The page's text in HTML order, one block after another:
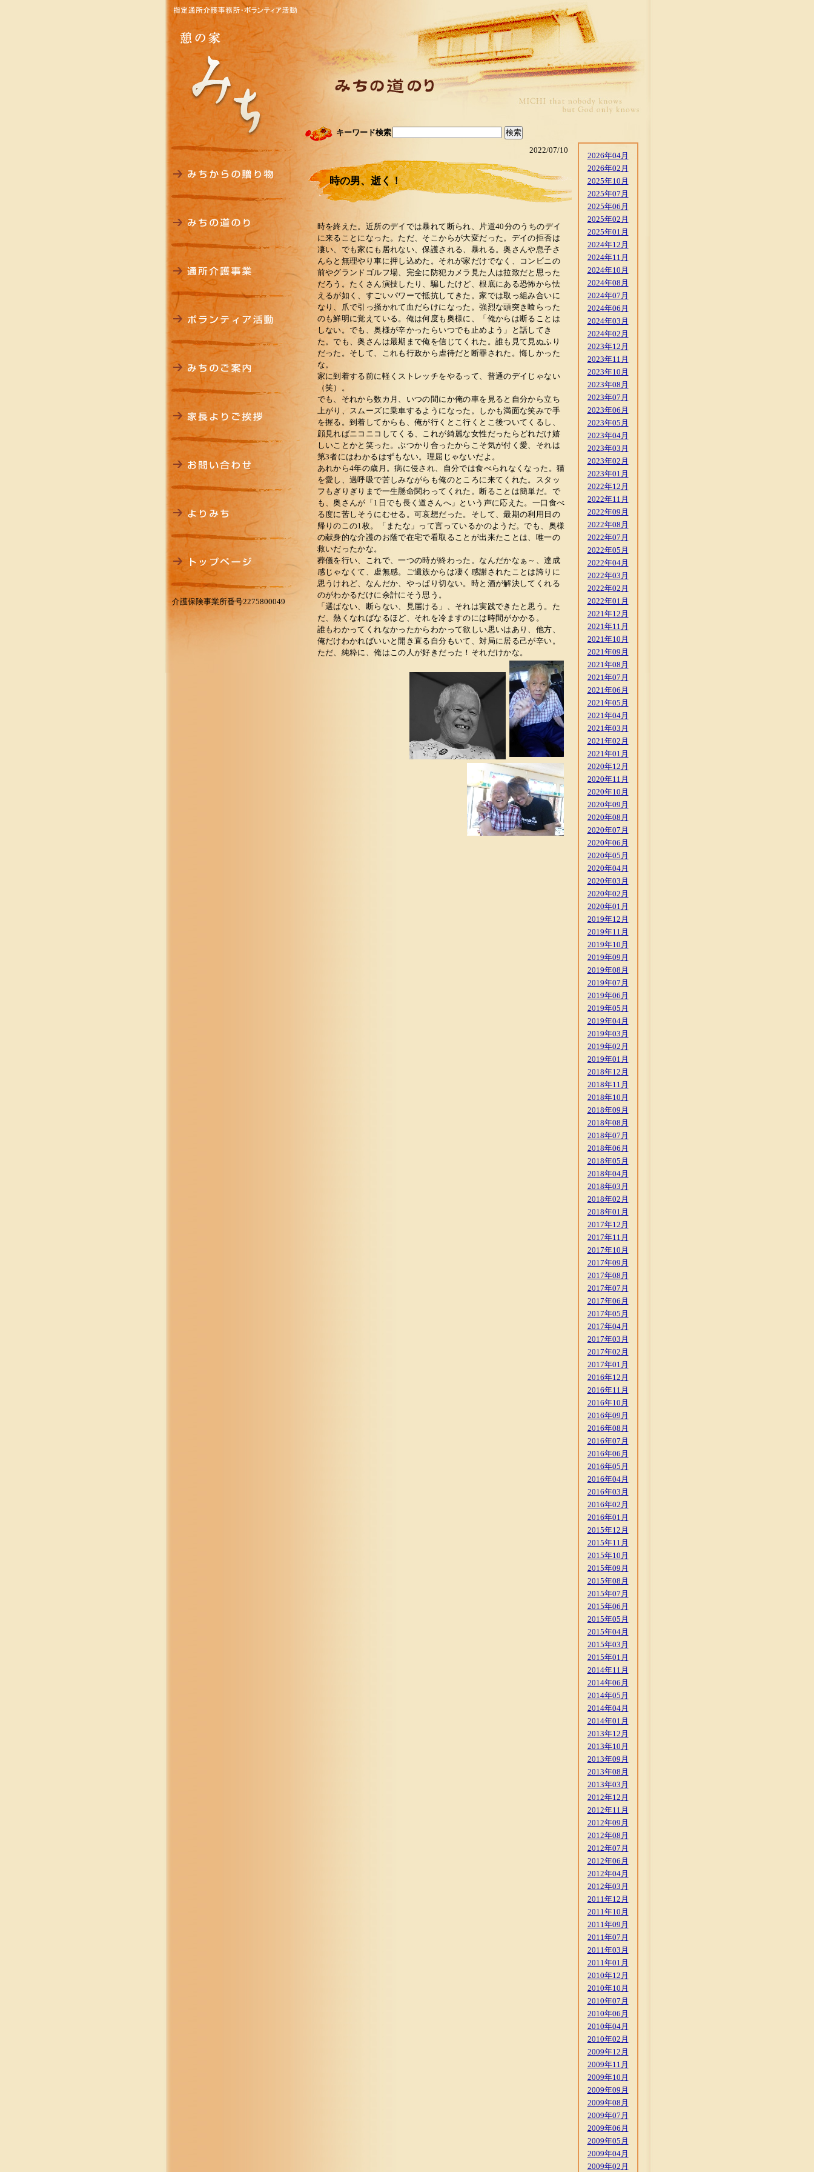
介護保険事業所番号2275800049
2026年04月
2026年02月
2025年10月
2025年07月
2025年06月
2025年02月
2025年01月
2024年12月
2024年11月
2024年10月
2024年08月
2024年07月
2024年06月
2024年03月
2024年02月
2023年12月
2023年11月
2023年10月
2023年08月
2023年07月
2023年06月
2023年05月
2023年04月
2023年03月
2023年02月
2023年01月
2022年12月
2022年11月
2022年09月
2022年08月
2022年07月
2022年05月
2022年04月
2022年03月
2022年02月
2022年01月
2021年12月
2021年11月
2021年10月
2021年09月
2021年08月
2021年07月
2021年06月
2021年05月
2021年04月
2021年03月
2021年02月
2021年01月
2020年12月
2020年11月
2020年10月
2020年09月
2020年08月
2020年07月
2020年06月
2020年05月
2020年04月
2020年03月
2020年02月
2020年01月
2019年12月
2019年11月
2019年10月
2019年09月
2019年08月
2019年07月
2019年06月
2019年05月
2019年04月
2019年03月
2019年02月
2019年01月
2018年12月
2018年11月
2018年10月
2018年09月
2018年08月
2018年07月
2018年06月
2018年05月
2018年04月
2018年03月
2018年02月
2018年01月
2017年12月
2017年11月
2017年10月
2017年09月
2017年08月
2017年07月
2017年06月
2017年05月
2017年04月
2017年03月
2017年02月
2017年01月
2016年12月
2016年11月
2016年10月
2016年09月
2016年08月
2016年07月
2016年06月
2016年05月
2016年04月
2016年03月
2016年02月
2016年01月
2015年12月
2015年11月
2015年10月
2015年09月
2015年08月
2015年07月
2015年06月
2015年05月
2015年04月
2015年03月
2015年01月
2014年11月
2014年06月
2014年05月
2014年04月
2014年01月
2013年12月
2013年10月
2013年09月
2013年08月
2013年03月
2012年12月
2012年11月
2012年09月
2012年08月
2012年07月
2012年06月
2012年04月
2012年03月
2011年12月
2011年10月
2011年09月
2011年07月
2011年03月
2011年01月
2010年12月
2010年10月
2010年07月
2010年06月
2010年04月
2010年02月
2009年12月
2009年11月
2009年10月
2009年09月
2009年08月
2009年07月
2009年06月
2009年05月
2009年04月
2009年02月
キーワード検索
2022/07/10
時の男、逝く！
時を終えた。近所のデイでは暴れて断られ、片道40分のうちのデイ
に来ることになった。ただ、そこからが大変だった。デイの拒否は
凄い、でも家にも居れない、保護される、暴れる。奥さんや息子さ
んらと無理やり車に押し込めた。それが家だけでなく、コンビニの
前やグランドゴルフ場、完全に防犯カメラ見た人は拉致だと思った
だろう。たくさん演技したり、騙したけど、根底にある恐怖から怯
えるが如く、すごいパワーで抵抗してきた。家では取っ組み合いに
なり、爪で引っ掻かれて血だらけになった。強烈な頭突き喰らった
のも鮮明に覚えている。俺は何度も奥様に、「俺からは断ることは
しない。でも、奥様が辛かったらいつでも止めよう」と話してき
た。でも、奥さんは最期まで俺を信じてくれた。誰も見て見ぬふり
だった。そして、これも行政から虐待だと断罪された。悔しかった
な。
家に到着する前に軽くストレッチをやるって、普通のデイじゃない
（笑）。
でも、それから数カ月、いつの間にか俺の車を見ると自分から立ち
上がり、スムーズに乗車するようになった。しかも満面な笑みで手
を握る。到着してからも、俺が行くとこ行くとこ後ついてくるし、
顔見ればニコニコしてくる、これが綺麗な女性だったらどれだけ嬉
しいことかと笑った。ぶつかり合ったからこそ気が付く愛、それは
第3者にはわかるはずもない。理屈じゃないだよ。
あれから4年の歳月。病に侵され、自分では食べられなくなった。猫
を愛し、過呼吸で苦しみながらも俺のところに来てくれた。スタッ
フもぎりぎりまで一生懸命関わってくれた。断ることは簡単だ。で
も、奥さんが「1日でも長く道さんへ」という声に応えた。一口食べ
る度に苦しそうにむせる。可哀想だった。そして、最期の利用日の
帰りのこの1枚。「またな」って言っているかのようだ。でも、奥様
の献身的な介護のお蔭で在宅で看取ることが出来たことは、唯一の
救いだったかな。
葬儀を行い、これで、一つの時が終わった。なんだかなぁ～、達成
感じゃなくて、虚無感。ご遺族からは凄く感謝されたことは誇りに
思うけれど、なんだか、やっぱり切ない。時と酒が解決してくれる
のがわかるだけに余計にそう思う。
「選ばない、断らない、見届ける」、それは実践できたと思う。た
だ、熱くなればなるほど、それを冷ますのには時間がかかる。
誰もわかってくれなかったからわかって欲しい思いはあり、他方、
俺だけわかればいいと開き直る自分もいて、対局に居る己が辛い。
ただ、純粋に、俺はこの人が好きだった！それだけかな。